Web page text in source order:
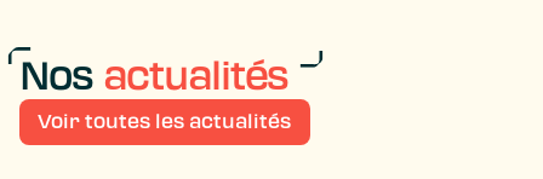
Nos actualités
Voir toutes les actualités